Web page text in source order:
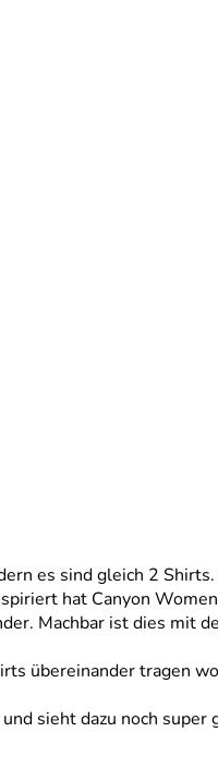
es sind gleich 2
hat Canyon
Machbar ist dies mit
übereinander tragen
sieht dazu noch super